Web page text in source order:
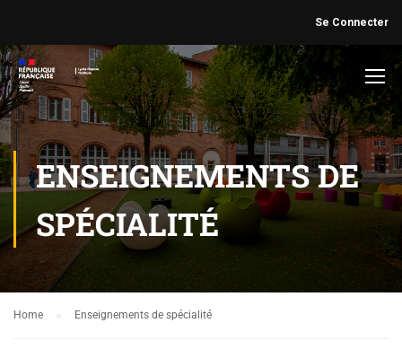
Se Connecter
ENSEIGNEMENTS DE
SPÉCIALITÉ
Home Enseignements de spécialité